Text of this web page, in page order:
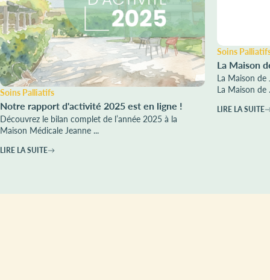
Soins Palliatifs
Notre rapport d'activité 2025 est en ligne !
Découvrez le bilan complet de l’année 2025 à la
Maison Médicale Jeanne ...
LIRE LA SUITE
Soins
La Maison
La Maison de
La Maison de
LIRE LA SUITE